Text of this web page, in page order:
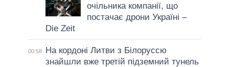
очільника компанії, що
постачає дрони Україні –
Die Zeit
00:58
На кордоні Литви з Білоруссю
знайшли вже третій підземний тунель